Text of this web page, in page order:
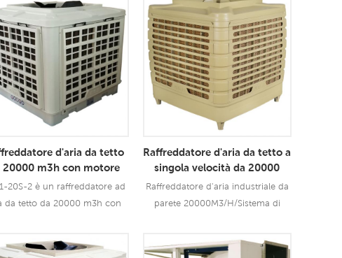
d'aria da tetto
20000 m3h con motore
ventilatore da 1,5 kW
20S-2 è un raffreddatore ad
da tetto da 20000 m3h con
interne/esterne.
Raffreddatore d'aria da tetto a
singola velocità da 20000
m3h
Raffreddatore d'aria industriale da
parete 20000M3/H/Sistema di
solare utilizzando molta meno